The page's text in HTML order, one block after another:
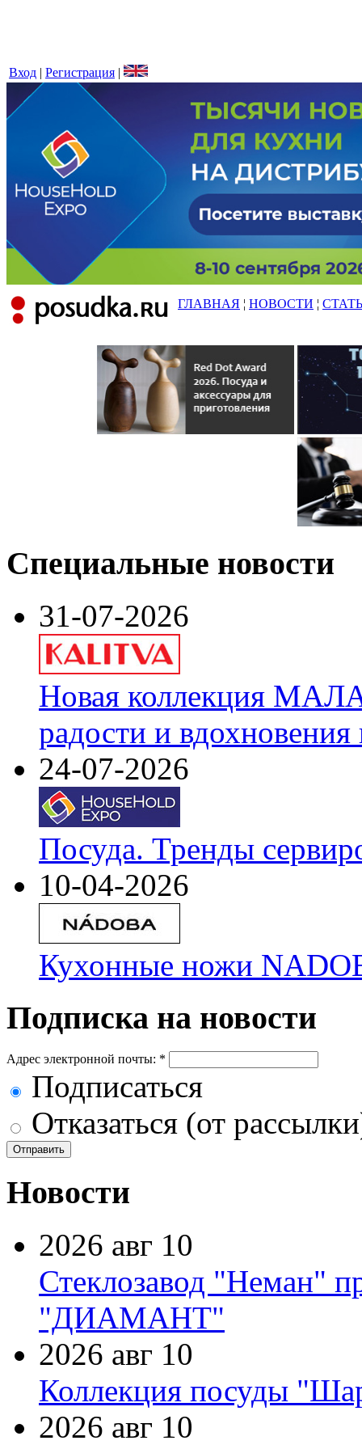
Вход | Регистрация |
ГЛАВНАЯ ¦ НОВОСТИ ¦
Специальные новости
31-07-2026
Новая коллекция
радости и
24-07-2026
Посуда. Тренды
10-04-2026
Кухонные ножи
Подписка на новости
Адрес электронной почты: *
Подписаться
Отказаться (от
Новости
2026 авг 10
Стеклозавод "Неман"
"ДИАМАНТ"
2026 авг 10
Коллекция посуды
2026 авг 10